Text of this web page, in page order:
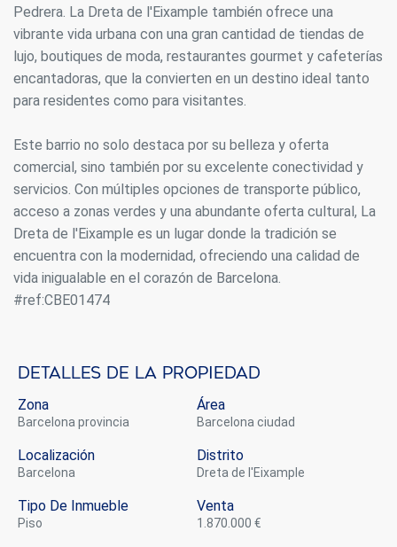
Pedrera. La Dreta de l'Eixample también ofrece una
vibrante vida urbana con una gran cantidad de tiendas de
lujo, boutiques de moda, restaurantes gourmet y cafeterías
encantadoras, que la convierten en un destino ideal tanto
para residentes como para visitantes.
Este barrio no solo destaca por su belleza y oferta
comercial, sino también por su excelente conectividad y
servicios. Con múltiples opciones de transporte público,
acceso a zonas verdes y una abundante oferta cultural, La
Dreta de l'Eixample es un lugar donde la tradición se
encuentra con la modernidad, ofreciendo una calidad de
vida inigualable en el corazón de Barcelona.
#ref:CBE01474
Detalles de la propiedad
Zona
Barcelona provincia
Área
Barcelona ciudad
Localización
Barcelona
Distrito
Dreta de l'Eixample
Tipo De Inmueble
piso
Venta
1.870.000 €